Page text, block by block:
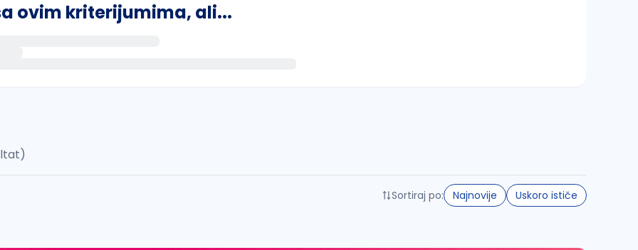
ovim kriterijumima, ali...
đ, ž, dž)
Sortiraj po: Najnovije Uskoro ističe